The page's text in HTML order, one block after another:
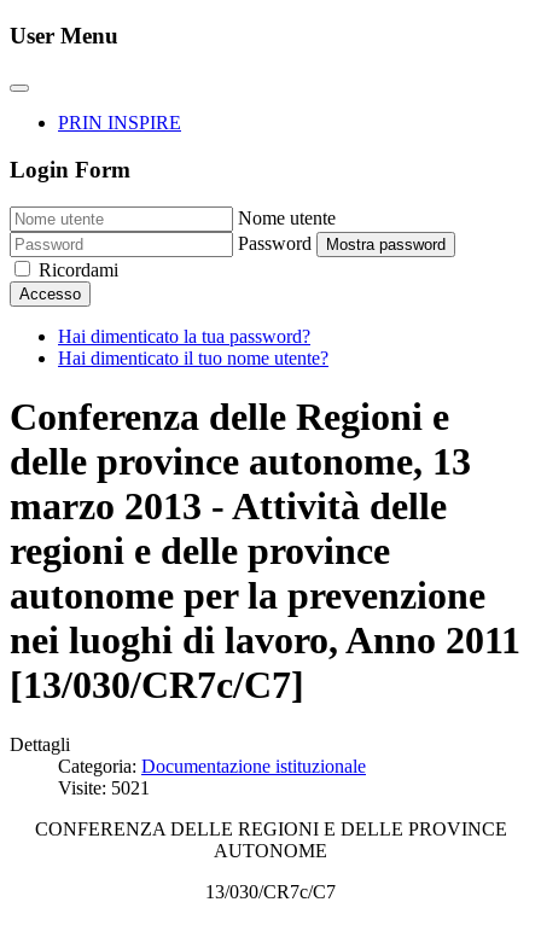
User Menu
PRIN INSPIRE
Login Form
Nome utente
Password
Mostra password
Ricordami
Accesso
Hai dimenticato la tua password?
Hai dimenticato il tuo nome utente?
Conferenza delle Regioni e
delle province autonome, 13
marzo 2013 - Attività delle
regioni e delle province
autonome per la prevenzione
nei luoghi di lavoro, Anno 2011
[13/030/CR7c/C7]
Dettagli
Categoria: Documentazione istituzionale
Visite: 5021
CONFERENZA DELLE REGIONI E DELLE PROVINCE
AUTONOME
13/030/CR7c/C7